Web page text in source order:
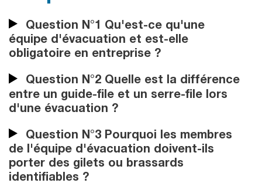
Question N°1 Qu'est-ce qu'une
équipe d'évacuation et est-elle
obligatoire en entreprise ?
Question N°2 Quelle est la différence
entre un guide-file et un serre-file lors
d'une évacuation ?
Question N°3 Pourquoi les membres
de l'équipe d'évacuation doivent-ils
porter des gilets ou brassards
identifiables ?